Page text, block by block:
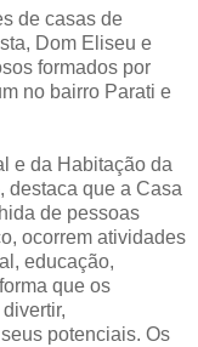
de casas de
Dom Eliseu e
formados por
no bairro Parati e
e da Habitação da
destaca que a Casa
de pessoas
ocorrem atividades
educação,
que os
potenciais. Os